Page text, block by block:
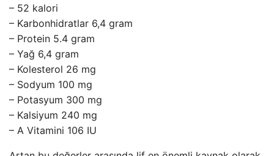
– 52 kalori
– Karbonhidratlar 6,4 gram
– Protein 5.4 gram
– Yağ 6,4 gram
– Kolesterol 26 mg
– Sodyum 100 mg
– Potasyum 300 mg
– Kalsiyum 240 mg
– A Vitamini 106 IU